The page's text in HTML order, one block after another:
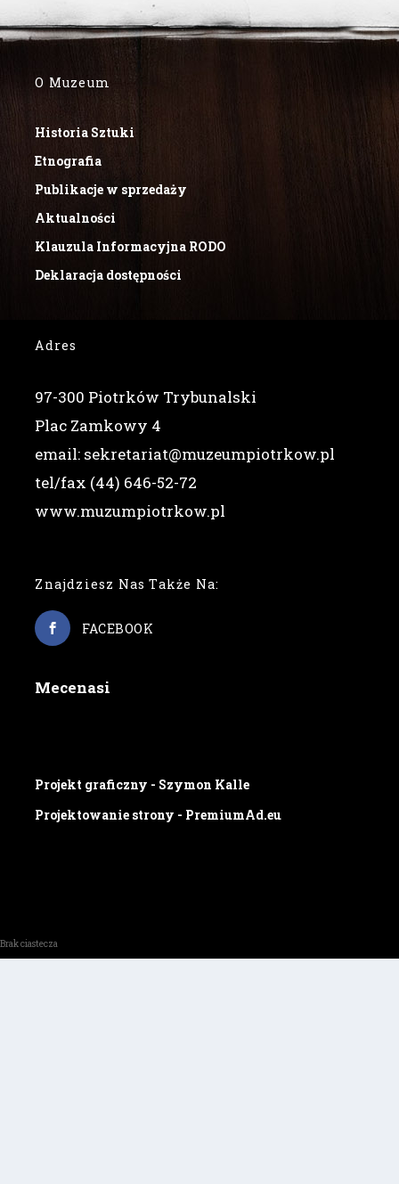
O Muzeum
Historia Sztuki
Etnografia
Publikacje w sprzedaży
Aktualności
Klauzula Informacyjna RODO
Deklaracja dostępności
Adres
97-300 Piotrków Trybunalski
Plac Zamkowy 4
email: sekretariat@muzeumpiotrkow.pl
tel/fax (44) 646-52-72
www.muzumpiotrkow.pl
Znajdziesz Nas Także Na:
FACEBOOK
Mecenasi
Projekt graficzny - Szymon Kalle
Projektowanie strony - PremiumAd.eu
Brak ciastecza